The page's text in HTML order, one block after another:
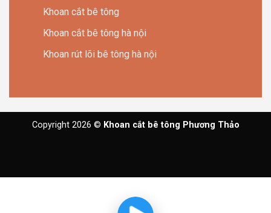
Khoan cắt bê tông
Khoan cắt bê tông hà nội
Khoan rút lõi bê tông hà nội
Copyright 2026 © Khoan cắt bê tông Phương Thảo